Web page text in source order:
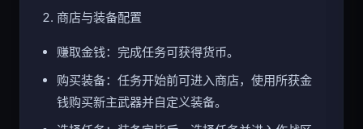
商店与装备配置
赚取金钱：完成任务可获得货币。
购买装备：任务开始前可进入商店，使用所获金
钱购买新主武器并自定义装备。